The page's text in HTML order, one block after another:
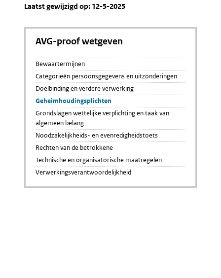
Laatst gewijzigd op: 12-5-2025
AVG-proof wetgeven
Bewaartermijnen
Categorieën persoonsgegevens en uitzonderingen
Doelbinding en verdere verwerking
Geheimhoudingsplichten
Grondslagen wettelijke verplichting en taak van
algemeen belang
Noodzakelijkheids- en evenredigheidstoets
Rechten van de betrokkene
Technische en organisatorische maatregelen
Verwerkingsverantwoordelijkheid